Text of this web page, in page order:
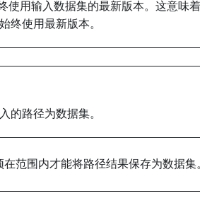
用输入数据集的最新版本。这意味
终使用最新版本。
的路径为数据集。
范围内才能将路径结果保存为数据集